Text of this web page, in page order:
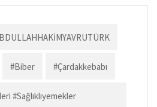
#biber #çardakkebabı
#sağlıklıyemekler